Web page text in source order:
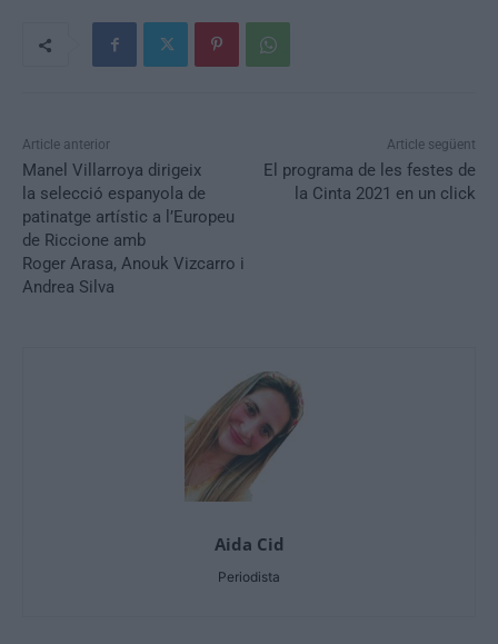
Article anterior
Manel Villarroya dirigeix
la selecció espanyola de
patinatge artístic a l’Europeu
de Riccione amb
Roger Arasa, Anouk Vizcarro i
Andrea Silva
Article següent
El programa de les festes de
la Cinta 2021 en un click
Aida Cid
Periodista